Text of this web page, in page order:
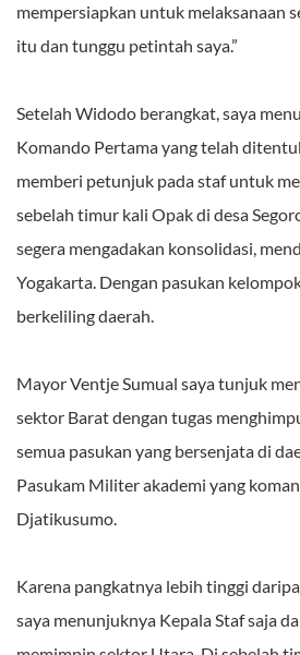
mempersiapkan untuk melaksanaan
itu dan tunggu petintah saya.”
Setelah Widodo berangkat, saya
Komando Pertama yang telah
memberi petunjuk pada staf untuk
sebelah timur kali Opak di desa
segera mengadakan konsolidasi,
Yogakarta. Dengan pasukan
berkeliling daerah.
Mayor Ventje Sumual saya tunjuk
sektor Barat dengan tugas
semua pasukan yang bersenjata di
Pasukam Militer akademi yang
Djatikusumo.
Karena pangkatnya lebih tinggi
saya menunjuknya Kepala Staf saja